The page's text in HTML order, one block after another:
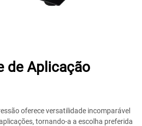
de Aplicação
oferece versatilidade incomparável
tornando-a a escolha preferida